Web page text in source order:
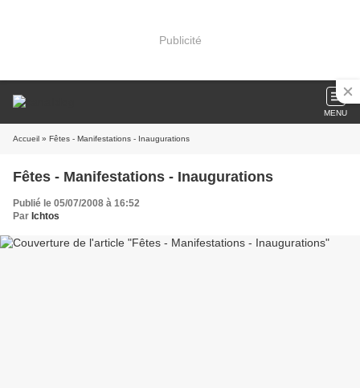
Publicité
MENU
Accueil » Fêtes - Manifestations - Inaugurations
Fêtes - Manifestations - Inaugurations
Publié le 05/07/2008 à 16:52
Par Ichtos